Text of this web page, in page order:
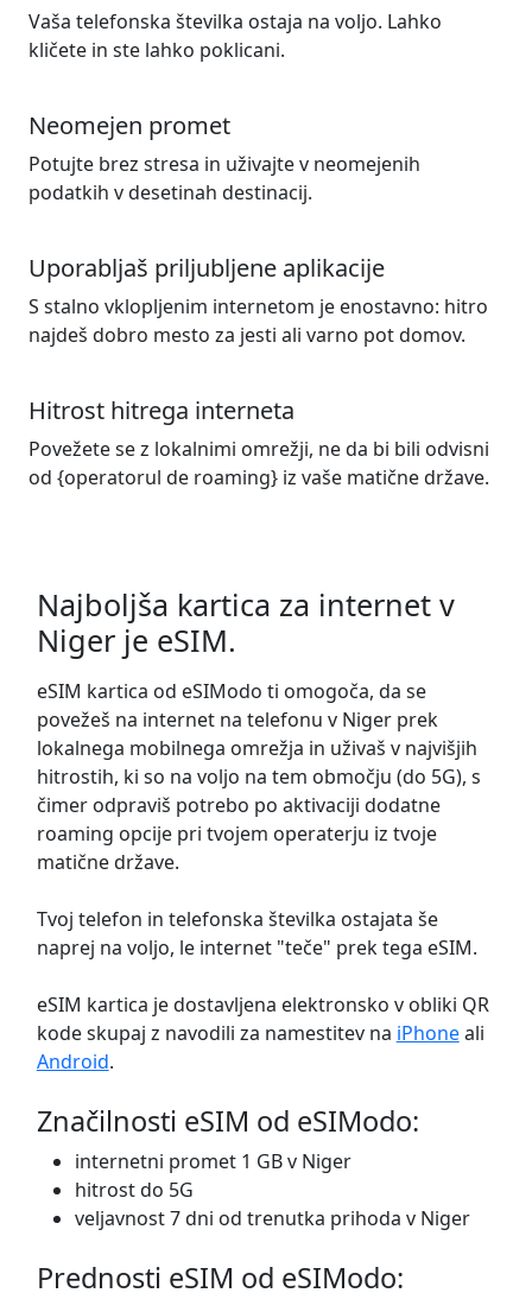
Vaša telefonska številka ostaja na voljo. Lahko
kličete in ste lahko poklicani.
Neomejen promet
Potujte brez stresa in uživajte v neomejenih
podatkih v desetinah destinacij.
Uporabljaš priljubljene aplikacije
S stalno vklopljenim internetom je enostavno: hitro
najdeš dobro mesto za jesti ali varno pot domov.
Hitrost hitrega interneta
Povežete se z lokalnimi omrežji, ne da bi bili odvisni
od {operatorul de roaming} iz vaše matične države.
Najboljša kartica za internet v
Niger je eSIM.
eSIM kartica od eSIModo ti omogoča, da se
povežeš na internet na telefonu v Niger prek
lokalnega mobilnega omrežja in uživaš v najvišjih
hitrostih, ki so na voljo na tem območju (do 5G), s
čimer odpraviš potrebo po aktivaciji dodatne
roaming opcije pri tvojem operaterju iz tvoje
matične države.
Tvoj telefon in telefonska številka ostajata še
naprej na voljo, le internet "teče" prek tega eSIM.
eSIM kartica je dostavljena elektronsko v obliki QR
kode skupaj z navodili za namestitev na iPhoneali
Android.
Značilnosti eSIM od eSIModo:
internetni promet 1 GB v Niger
hitrost do 5G
veljavnost 7 dni od trenutka prihoda v Niger
Prednosti eSIM od eSIModo: